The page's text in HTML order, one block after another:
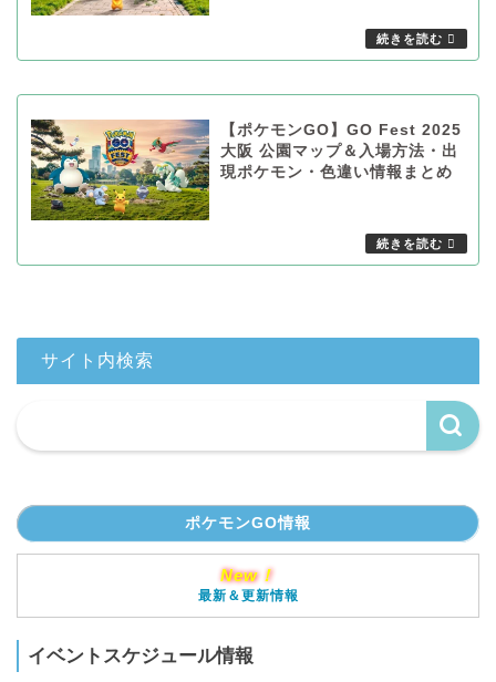
【ポケモンGO】GO Fest 2025
大阪 公園マップ＆入場方法・出
現ポケモン・色違い情報まとめ
サイト内検索
ポケモンGO情報
New！
最新＆更新情報
イベントスケジュール情報